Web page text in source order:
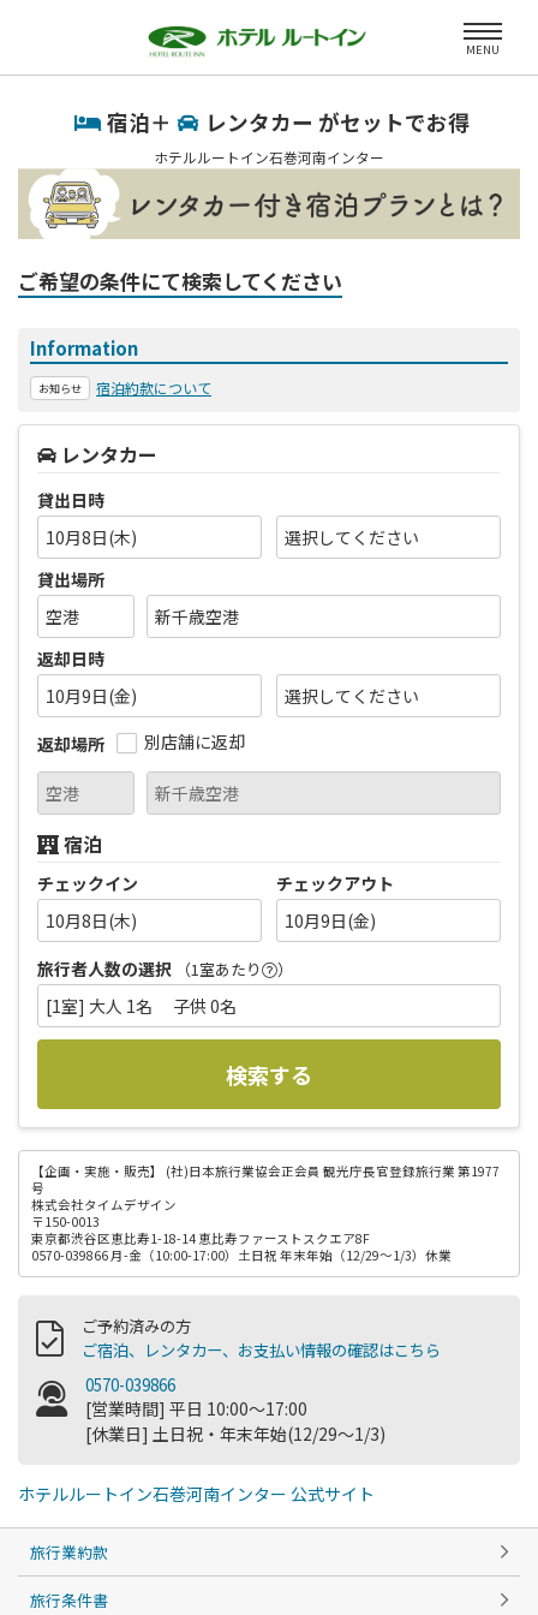
MENU
宿泊＋ レンタカー がセットでお得
ホテルルートイン石巻河南インター
ご希望の条件にて検索してください
Information
お知らせ 宿泊約款について
レンタカー
貸出日時
10月8日(木)
貸出場所
返却日時
10月9日(金)
返却場所
別店舗に返却
宿泊
チェックイン
10月8日(木)
チェックアウト
10月9日(金)
旅行者人数の選択
（1室あたり ）
[1室] 大人 1名 子供 0名
検索する
【企画・実施・販売】
(社)日本旅行業協会正会員 観光庁長官登録旅行業 第1977
号
株式会社タイムデザイン
〒150-0013
東京都渋谷区恵比寿1-18-14 恵比寿ファーストスクエア8F
0570-039866 月-金（10:00-17:00）土日祝 年末年始（12/29～1/3）休業
ご予約済みの方
ご宿泊、レンタカー、お支払い情報の確認はこちら
0570-039866
[営業時間] 平日 10:00～17:00
[休業日] 土日祝・年末年始(12/29～1/3)
ホテルルートイン石巻河南インター 公式サイト
旅行業約款
旅行条件書